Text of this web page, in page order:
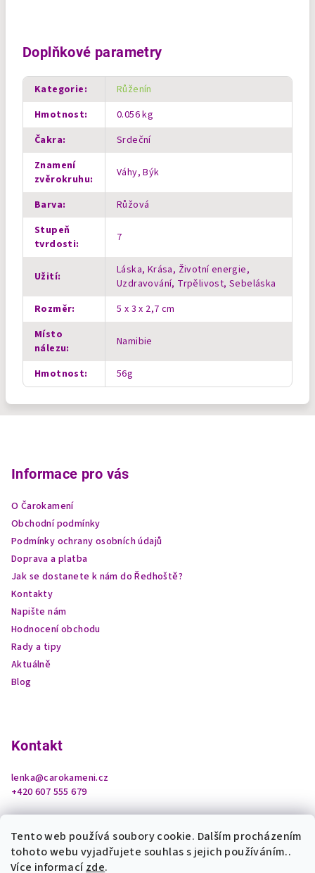
Tento web používá soubory cookie. Dalším procházením
tohoto webu vyjadřujete souhlas s jejich používáním..
Více informacízde.
Doplňkové parametry
Kategorie:
Růženín
Hmotnost:
0.056 kg
Čakra:
Srdeční
Znamení
zvěrokruhu: Váhy, Býk
Barva:
Růžová
Stupeň
tvrdosti: 7
Užití:
Láska, Krása, Životní energie,
Uzdravování, Trpělivost, Sebeláska
Rozměr:
5 x 3 x 2,7 cm
Místo
nálezu: Namibie
Hmotnost: 56g
Informace pro vás
O Čarokamení
Obchodní podmínky
Podmínky ochrany osobních údajů
Doprava a platba
Jak se dostanete k nám do Ředhoště?
Kontakty
Napište nám
Hodnocení obchodu
Rady a tipy
Aktuálně
Blog
Kontakt
lenka@carokameni.cz
+420 607 555 679